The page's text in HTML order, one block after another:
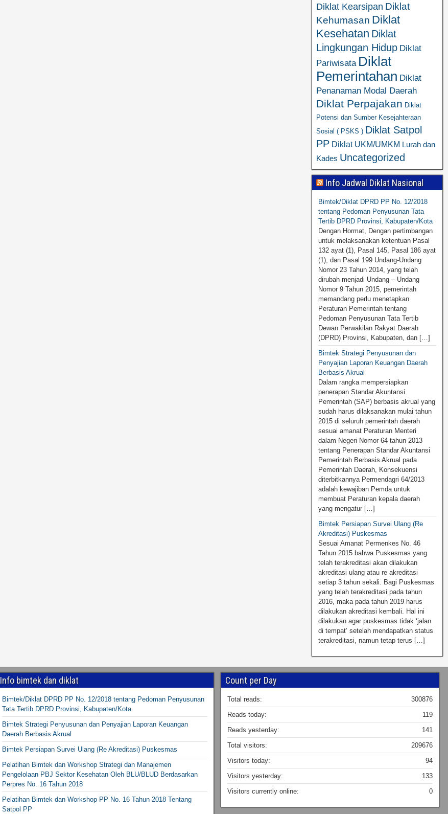
Diklat Kearsipan Diklat
Kehumasan Diklat
Kesehatan Diklat
Lingkungan Hidup Diklat
Pariwisata Diklat
Pemerintahan Diklat
Penanaman Modal Daerah
Diklat Perpajakan Diklat
Potensi dan Sumber Kesejahteraan
Sosial ( PSKS ) Diklat Satpol
PP Diklat UKM/UMKM Lurah dan
Kades Uncategorized
Info Jadwal Diklat Nasional
Bimtek/Diklat DPRD PP No. 12/2018
tentang Pedoman Penyusunan Tata
Tertib DPRD Provinsi, Kabupaten/Kota
Dengan Hormat, Dengan pertimbangan
untuk melaksanakan ketentuan Pasal
132 ayat (1), Pasal 145, Pasal 186 ayat
(1), dan Pasal 199 Undang-Undang
Nomor 23 Tahun 2014, yang telah
dirubah menjadi Undang – Undang
Nomor 9 Tahun 2015, pemerintah
memandang perlu menetapkan
Peraturan Pemerintah tentang
Pedoman Penyusunan Tata Tertib
Dewan Perwakilan Rakyat Daerah
(DPRD) Provinsi, Kabupaten, dan […]
Bimtek Strategi Penyusunan dan
Penyajian Laporan Keuangan Daerah
Berbasis Akrual
Dalam rangka mempersiapkan
penerapan Standar Akuntansi
Pemerintah (SAP) berbasis akrual yang
sudah harus dilaksanakan mulai tahun
2015 di seluruh pemerintah daerah
sesuai amanat Peraturan Menteri
dalam Negeri Nomor 64 tahun 2013
tentang Penerapan Standar Akuntansi
Pemerintah Berbasis Akrual pada
Pemerintah Daerah, Konsekuensi
diterbitkannya Permendagri 64/2013
adalah kewajiban Pemda untuk
membuat Peraturan kepala daerah
yang mengatur […]
Bimtek Persiapan Survei Ulang (Re
Akreditasi) Puskesmas
Sesuai Amanat Permenkes No. 46
Tahun 2015 bahwa Puskesmas yang
telah terakreditasi akan dilakukan
akreditasi ulang atau re akreditasi
setiap 3 tahun sekali. Bagi Puskesmas
yang telah terakreditasi pada tahun
2016, maka pada tahun 2019 harus
dilakukan akreditasi kembali. Hal ini
dilakukan agar puskesmas tidak ‘jalan
di tempat’ setelah mendapatkan status
terakreditasi, namun tetap terus […]
Info bimtek dan diklat
Bimtek/Diklat DPRD PP No. 12/2018 tentang Pedoman Penyusunan
Tata Tertib DPRD Provinsi, Kabupaten/Kota
Bimtek Strategi Penyusunan dan Penyajian Laporan Keuangan
Daerah Berbasis Akrual
Bimtek Persiapan Survei Ulang (Re Akreditasi) Puskesmas
Pelatihan Bimtek dan Workshop Strategi dan Manajemen
Pengelolaan PBJ Sektor Kesehatan Oleh BLU/BLUD Berdasarkan
Perpres No. 16 Tahun 2018
Pelatihan Bimtek dan Workshop PP No. 16 Tahun 2018 Tentang
Satpol PP
Count per Day
300876
Total reads:
119
Reads today:
141
Reads yesterday:
209676
Total visitors:
94
Visitors today:
133
Visitors yesterday:
0
Visitors currently online: